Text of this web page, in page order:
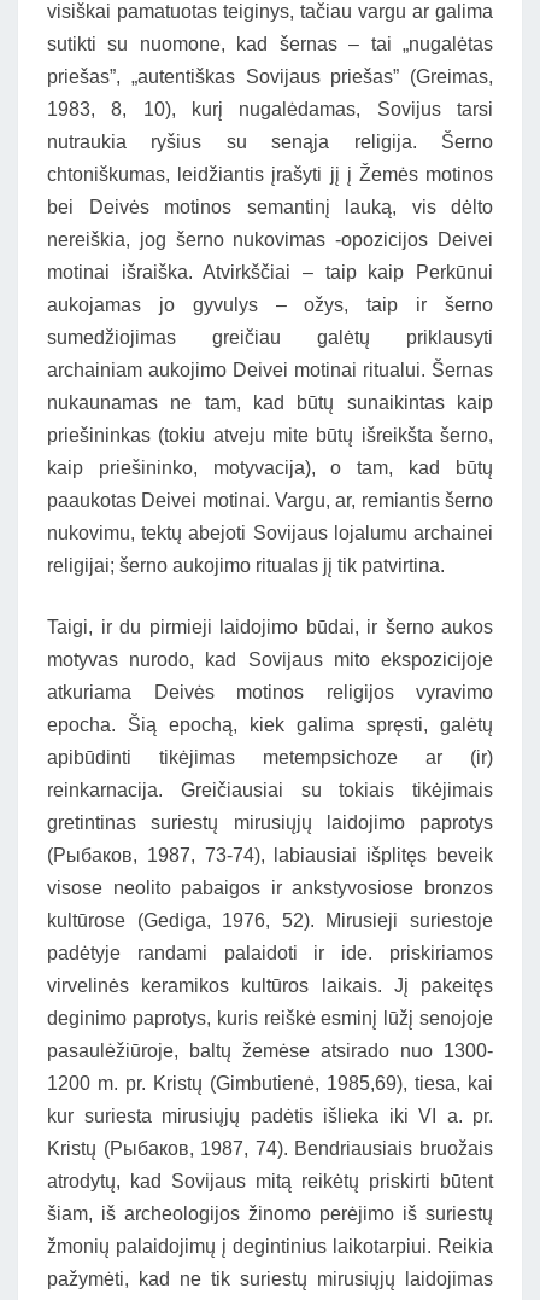
visiškai pamatuotas teiginys, tačiau vargu ar galima
sutikti su nuomone, kad šernas – tai „nugalėtas
priešas”, „autentiškas Sovijaus priešas” (Greimas,
1983, 8, 10), kurį nugalėdamas, Sovijus tarsi
nutraukia ryšius su senąja religija. Šerno
chtoniškumas, leidžiantis įrašyti jį į Žemės motinos
bei Deivės motinos semantinį lauką, vis dėlto
nereiškia, jog šerno nukovimas -opozicijos Deivei
motinai išraiška. Atvirkščiai – taip kaip Perkūnui
aukojamas jo gyvulys – ožys, taip ir šerno
sumedžiojimas greičiau galėtų priklausyti
archainiam aukojimo Deivei motinai ritualui. Šernas
nukaunamas ne tam, kad būtų sunaikintas kaip
priešininkas (tokiu atveju mite būtų išreikšta šerno,
kaip priešininko, motyvacija), o tam, kad būtų
paaukotas Deivei motinai. Vargu, ar, remiantis šerno
nukovimu, tektų abejoti Sovijaus lojalumu archainei
religijai; šerno aukojimo ritualas jį tik patvirtina.
Taigi, ir du pirmieji laidojimo būdai, ir šerno aukos
motyvas nurodo, kad Sovijaus mito ekspozicijoje
atkuriama Deivės motinos religijos vyravimo
epocha. Šią epochą, kiek galima spręsti, galėtų
apibūdinti tikėjimas metempsichoze ar (ir)
reinkarnacija. Greičiausiai su tokiais tikėjimais
gretintinas suriestų mirusiųjų laidojimo paprotys
(Рыбаков, 1987, 73-74), labiausiai išplitęs beveik
visose neolito pabaigos ir ankstyvosiose bronzos
kultūrose (Gediga, 1976, 52). Mirusieji suriestoje
padėtyje randami palaidoti ir ide. priskiriamos
virvelinės keramikos kultūros laikais. Jį pakeitęs
deginimo paprotys, kuris reiškė esminį lūžį senojoje
pasaulėžiūroje, baltų žemėse atsirado nuo 1300-
1200 m. pr. Kristų (Gimbutienė, 1985,69), tiesa, kai
kur suriesta mirusiųjų padėtis išlieka iki VI a. pr.
Kristų (Рыбаков, 1987, 74). Bendriausiais bruožais
atrodytų, kad Sovijaus mitą reikėtų priskirti būtent
šiam, iš archeologijos žinomo perėjimo iš suriestų
žmonių palaidojimų į degintinius laikotarpiui. Reikia
pažymėti, kad ne tik suriestų mirusiųjų laidojimas